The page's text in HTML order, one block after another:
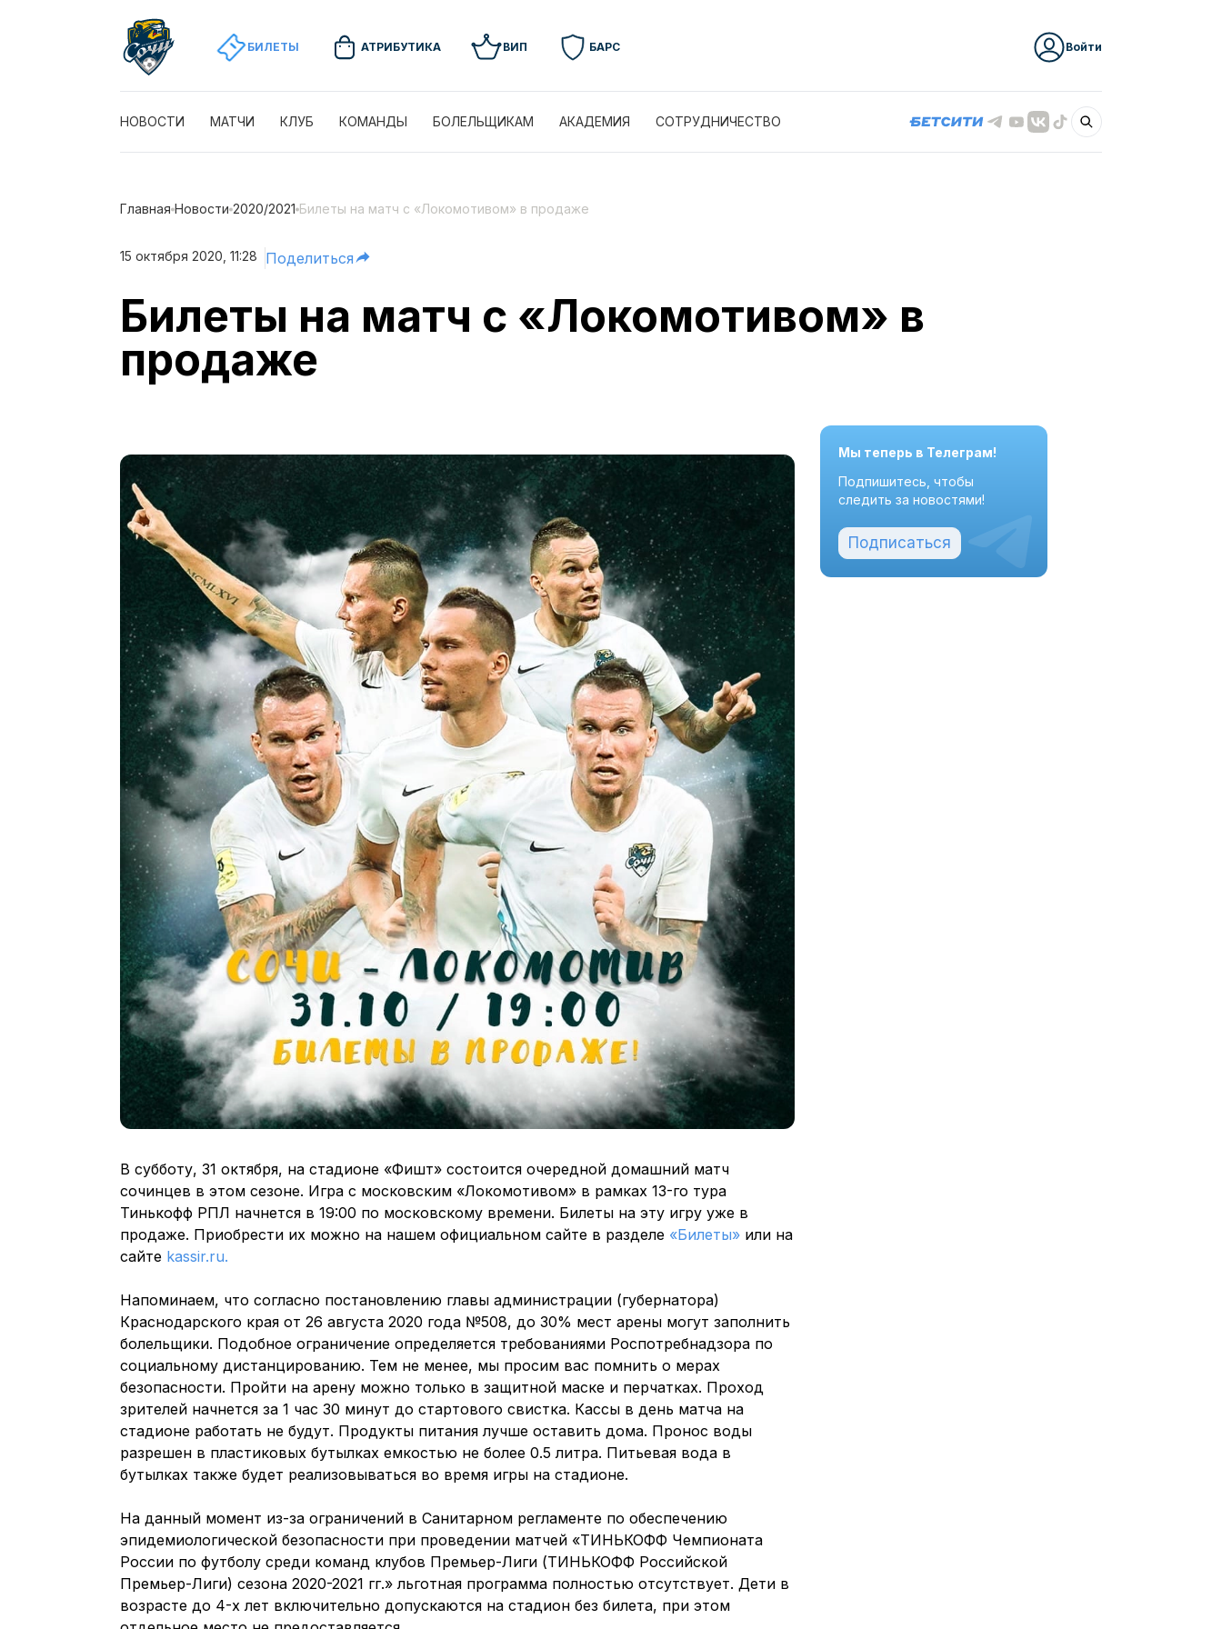
БИЛЕТЫ АТРИБУТИКА ВИП БАРС Войти
НОВОСТИ МАТЧИ КЛУБ КОМАНДЫ БОЛЕЛЬЩИКАМ АКАДЕМИЯ СОТРУДНИЧЕСТВО
Главная Новости 2020/2021 Билеты на матч с «Локомотивом» в продаже
15 октября 2020, 11:28 Поделиться
Билеты на матч с «Локомотивом» в
продаже
В субботу, 31 октября, на стадионе «Фишт» состоится очередной домашний матч
сочинцев в этом сезоне. Игра с московским «Локомотивом» в рамках 13-го тура
Тинькофф РПЛ начнется в 19:00 по московскому времени. Билеты на эту игру уже в
продаже. Приобрести их можно на нашем официальном сайте в разделе «Билеты» или на
сайте kassir.ru.
Напоминаем, что согласно постановлению главы администрации (губернатора)
Краснодарского края от 26 августа 2020 года №508, до 30% мест арены могут заполнить
болельщики. Подобное ограничение определяется требованиями Роспотребнадзора по
социальному дистанцированию. Тем не менее, мы просим вас помнить о мерах
безопасности. Пройти на арену можно только в защитной маске и перчатках. Проход
зрителей начнется за 1 час 30 минут до стартового свистка. Кассы в день матча на
стадионе работать не будут. Продукты питания лучше оставить дома. Пронос воды
разрешен в пластиковых бутылках емкостью не более 0.5 литра. Питьевая вода в
бутылках также будет реализовываться во время игры на стадионе.
На данный момент из-за ограничений в Санитарном регламенте по обеспечению
эпидемиологической безопасности при проведении матчей «ТИНЬКОФФ Чемпионата
России по футболу среди команд клубов Премьер-Лиги (ТИНЬКОФФ Российской
Премьер-Лиги) сезона 2020-2021 гг.» льготная программа полностью отсутствует. Дети в
возрасте до 4-х лет включительно допускаются на стадион без билета, при этом
Мы теперь в Телеграм!
Подпишитесь, чтобы
следить за новостями!
Подписаться